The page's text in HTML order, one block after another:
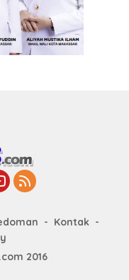
Kontak
2016